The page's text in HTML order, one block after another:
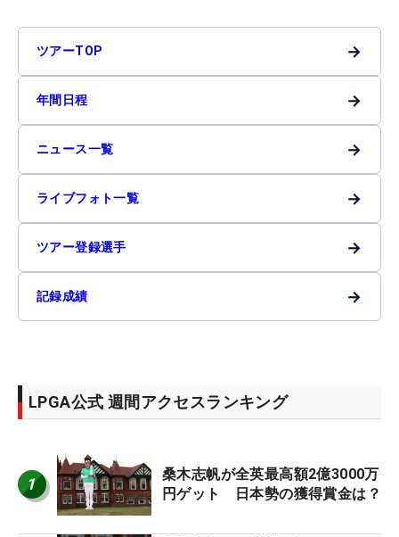
ツアーTOP →
年間日程 →
ニュース一覧 →
ライブフォト一覧 →
ツアー登録選手 →
記録成績 →
LPGA公式 週間アクセスランキング
1
桑木志帆が全英最高額2億3000万
円ゲット 日本勢の獲得賞金は？